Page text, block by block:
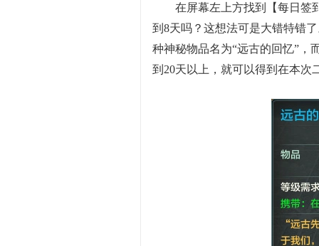
在屏幕左上方找到【每日签到
到8天吗？这想法可是大错特错
种神秘物品名为“远古的回忆”，
到20天以上，就可以得到在本次